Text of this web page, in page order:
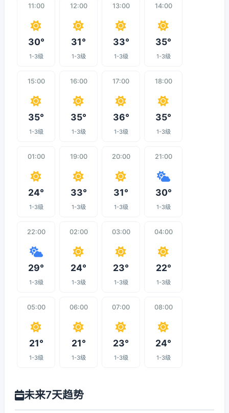
11:00
30°
1-3级
12:00
31°
1-3级
13:00
33°
1-3级
14:00
35°
1-3级
15:00
35°
1-3级
16:00
35°
1-3级
17:00
36°
1-3级
18:00
35°
1-3级
01:00
24°
1-3级
19:00
33°
1-3级
20:00
31°
1-3级
21:00
30°
1-3级
22:00
29°
1-3级
02:00
24°
1-3级
03:00
23°
1-3级
04:00
22°
1-3级
05:00
21°
1-3级
06:00
21°
1-3级
07:00
23°
1-3级
08:00
24°
1-3级
未来7天趋势